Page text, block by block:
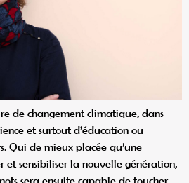
de changement climatique, dans
et surtout d’éducation ou
Qui de mieux placée qu’une
et sensibiliser la nouvelle génération,
sera ensuite capable de toucher